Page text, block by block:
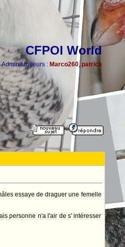
CFPOI World
Administrateurs : Marco260, patrick
essaye de draguer une femelle
personne n'a l'air de s' intéresser